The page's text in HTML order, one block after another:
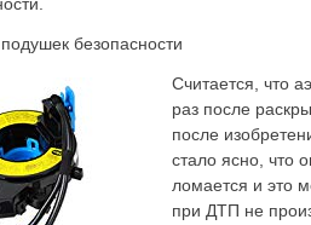
безопасности
Считается, что
раз после
после
стало ясно, что
ломается и это
при ДТП не